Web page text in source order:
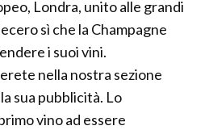
Londra, unito alle grandi
sì che la Champagne
i suoi vini.
nella nostra sezione
sua pubblicità. Lo
vino ad essere